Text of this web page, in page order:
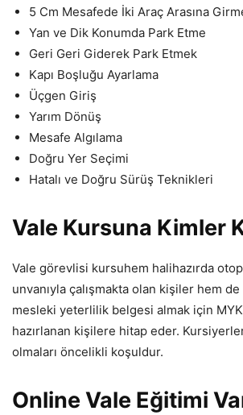
5 Cm Mesafede İki Araç Arasına
Yan ve Dik Konumda Park Etme
Geri Geri Giderek Park Etmek
Kapı Boşluğu Ayarlama
Üçgen Giriş
Yarım Dönüş
Mesafe Algılama
Doğru Yer Seçimi
Hatalı ve Doğru Sürüş Teknikleri
Vale Kursuna Kimler
Vale görevlisi kursuhem halihazırda
unvanıyla çalışmakta olan kişiler hem
mesleki yeterlilik belgesi almak için MYK
hazırlanan kişilere hitap eder.
olmaları öncelikli koşuldur.
Online Vale Eğitimi